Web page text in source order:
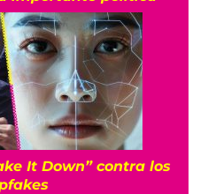
It Down” contra los